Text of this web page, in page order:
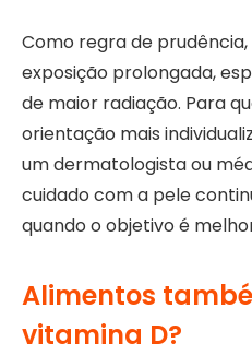
Como regra de
exposição prolongada,
de maior radiação. Para
orientação mais
um dermatologista ou
cuidado com a pele
quando o objetivo é
Alimentos
vitamina D?